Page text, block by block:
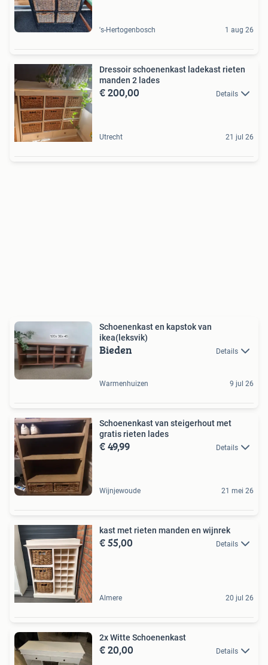
's-Hertogenbosch 1 aug 26
Dressoir schoenenkast ladekast rieten
manden 2 lades
€ 200,00 Details
Utrecht 21 jul 26
Schoenenkast en kapstok van
ikea(leksvik)
Bieden Details
Warmenhuizen 9 jul 26
Schoenenkast van steigerhout met
gratis rieten lades
€ 49,99 Details
Wijnjewoude 21 mei 26
kast met rieten manden en wijnrek
€ 55,00 Details
Almere 20 jul 26
2x Witte Schoenenkast
€ 20,00 Details